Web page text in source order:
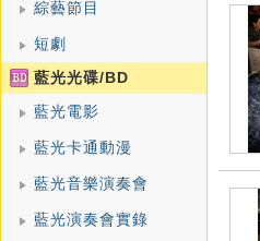
綜藝節目
短劇
藍光光碟/BD
藍光電影
藍光卡通動漫
藍光音樂演奏會
藍光演奏會實錄